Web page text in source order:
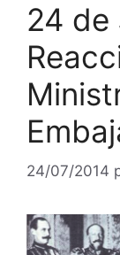
24 de
24/07/2014